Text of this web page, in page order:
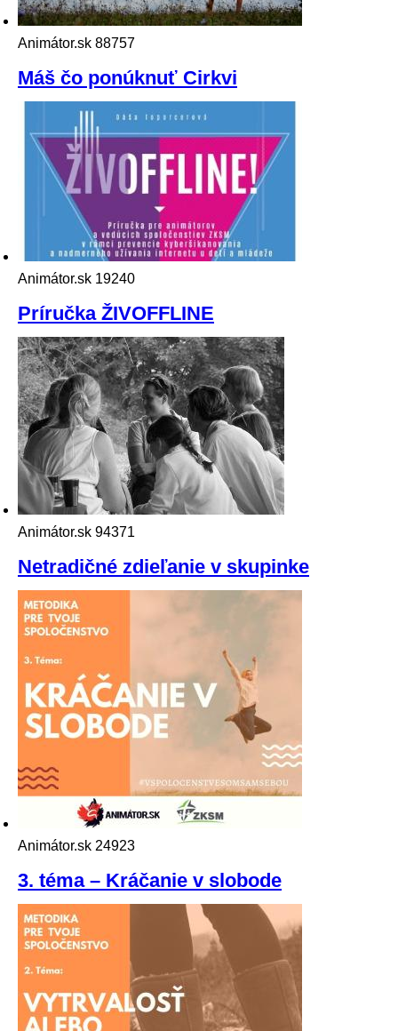
Animátor.sk 88757
Máš čo ponúknuť Cirkvi
Animátor.sk 19240
Príručka ŽIVOFFLINE
Animátor.sk 94371
Netradičné zdieľanie v skupinke
Animátor.sk 24923
3. téma – Kráčanie v slobode